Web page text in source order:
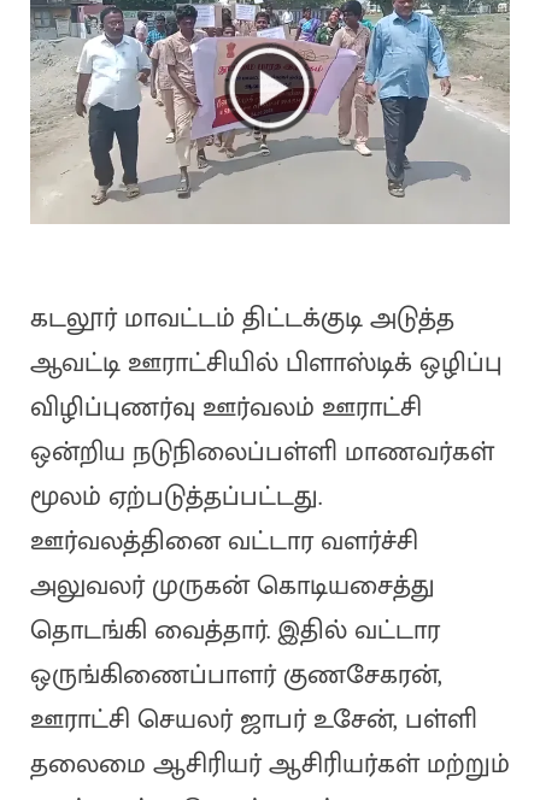
கடலூர் மாவட்டம் திட்டக்குடி அடுத்த
ஆவட்டி ஊராட்சியில் பிளாஸ்டிக் ஒழிப்பு
விழிப்புணர்வு ஊர்வலம் ஊராட்சி
ஒன்றிய நடுநிலைப்பள்ளி மாணவர்கள்
மூலம் ஏற்படுத்தப்பட்டது.
ஊர்வலத்தினை வட்டார வளர்ச்சி
அலுவலர் முருகன் கொடியசைத்து
தொடங்கி வைத்தார். இதில் வட்டார
ஒருங்கிணைப்பாளர் குணசேகரன்,
ஊராட்சி செயலர் ஜாபர் உசேன், பள்ளி
தலைமை ஆசிரியர் ஆசிரியர்கள் மற்றும்